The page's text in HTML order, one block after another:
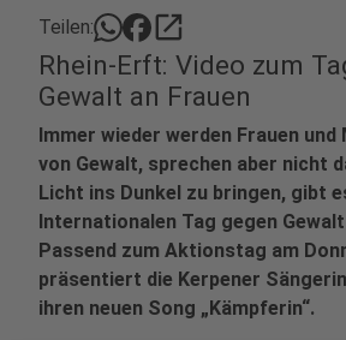
Teilen: open_in_new
Rhein-Erft: Video zum
Gewalt an Frauen
Immer wieder werden Frauen und
von Gewalt, sprechen aber nicht
Licht ins Dunkel zu bringen, gibt
Internationalen Tag gegen
Passend zum Aktionstag am
präsentiert die Kerpener
ihren neuen Song „Kämpferin“.